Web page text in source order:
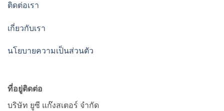
ติดต่อเรา
เกี่ยวกับเรา
นโยบายความเป็นส่วนตัว
ที่อยู่ติดต่อ
บริษัท ยูซี แก๊งสเตอร์ จำกัด